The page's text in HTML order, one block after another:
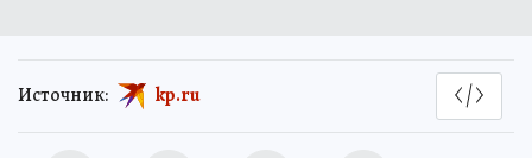
Источник: kp.ru